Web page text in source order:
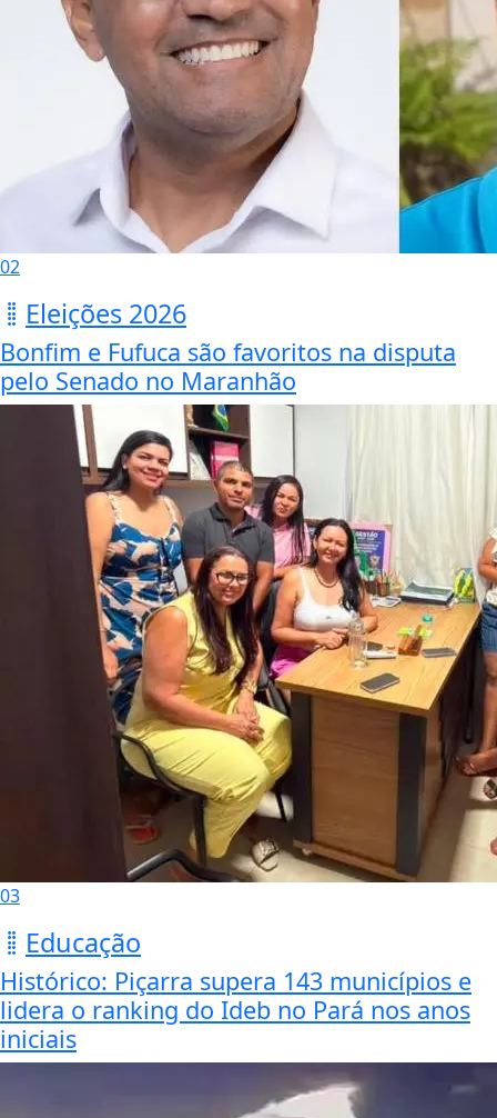
02
Eleições 2026
Bonfim e Fufuca são favoritos na disputa
pelo Senado no Maranhão
03
Educação
Histórico: Piçarra supera 143 municípios e
lidera o ranking do Ideb no Pará nos anos
iniciais